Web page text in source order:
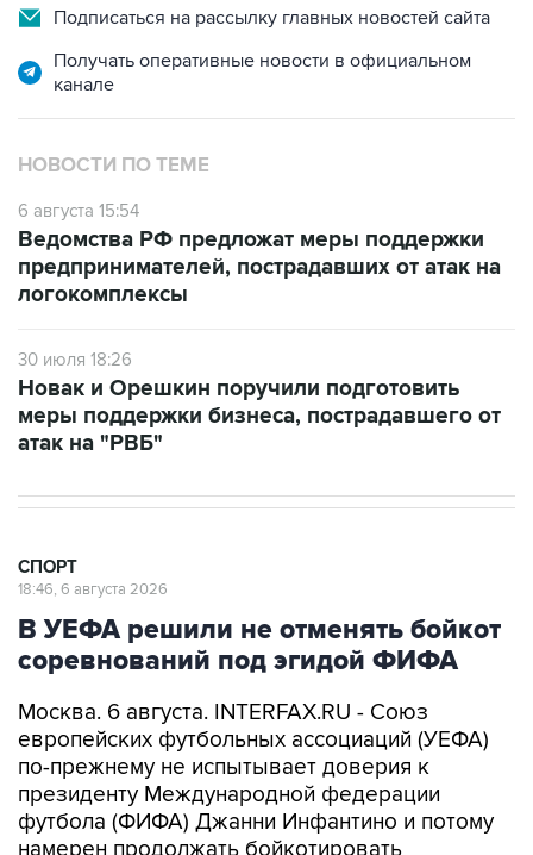
Подписаться на рассылку главных новостей сайта
Получать оперативные новости в официальном
канале
НОВОСТИ ПО ТЕМЕ
6 августа 15:54
Ведомства РФ предложат меры поддержки
предпринимателей, пострадавших от атак на
логокомплексы
30 июля 18:26
Новак и Орешкин поручили подготовить
меры поддержки бизнеса, пострадавшего от
атак на "РВБ"
СПОРТ
18:46, 6 августа 2026
В УЕФА решили не отменять бойкот
соревнований под эгидой ФИФА
Москва. 6 августа. INTERFAX.RU - Союз
европейских футбольных ассоциаций (УЕФА)
по-прежнему не испытывает доверия к
президенту Международной федерации
футбола (ФИФА) Джанни Инфантино и потому